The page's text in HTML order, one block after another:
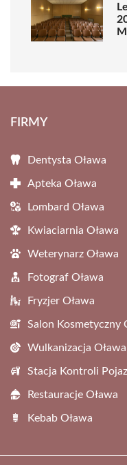
FIRMY
Dentysta Oława
Apteka Oława
Lombard Oława
Kwiaciarnia Oława
Weterynarz Oława
Fotograf Oława
Fryzjer Oława
Salon Kosmetyczny
Wulkanizacja Oława
Stacja Kontroli
Restauracje Oława
Kebab Oława